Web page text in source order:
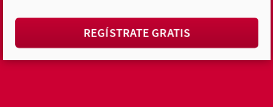
REGÍSTRATE GRATIS